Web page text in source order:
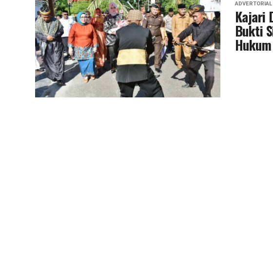
ADVERTORIAL
Kajari
Bukti
Hukum